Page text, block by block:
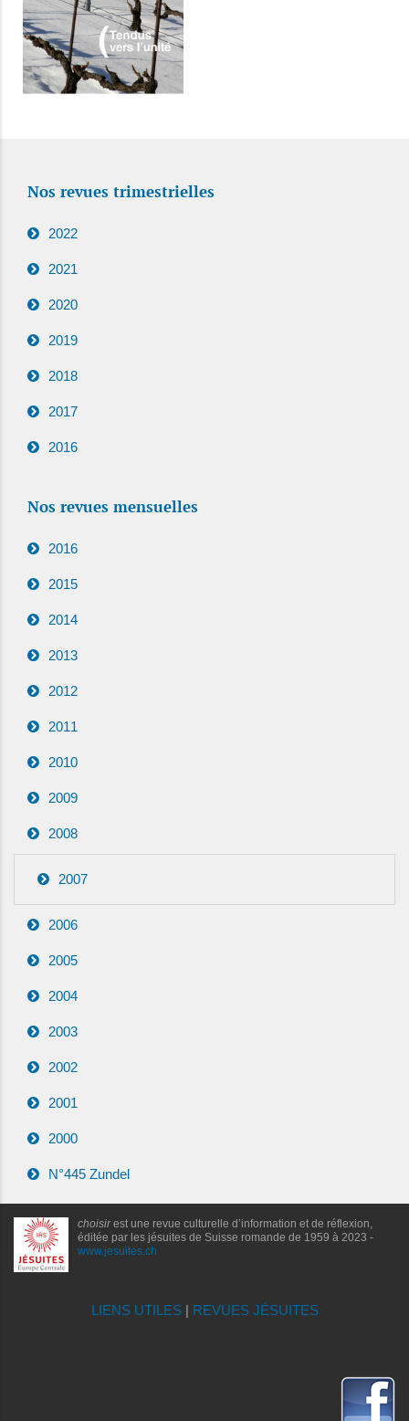
Nos revues trimestrielles
2022
2021
2020
2019
2018
2017
2016
Nos revues mensuelles
2016
2015
2014
2013
2012
2011
2010
2009
2008
2007
2006
2005
2004
2003
2002
2001
2000
N°445 Zundel
choisirest une revue culturelle d’information et de réflexion,
éditée par les jésuites de Suisse romande de 1959 à 2023 -
www.jesuites.ch
LIENS UTILES| REVUES JÉSUITES